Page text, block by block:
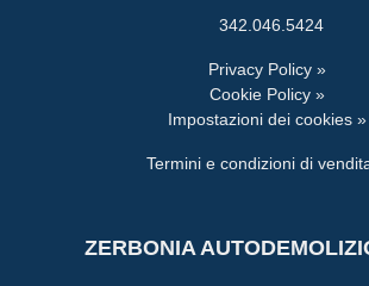
342.046.5424
Privacy Policy »
Cookie Policy »
Impostazioni dei cookies »
Termini e condizioni di
ZERBONIA